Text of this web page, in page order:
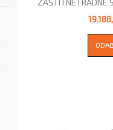
ZAŠTITNE I RADNE